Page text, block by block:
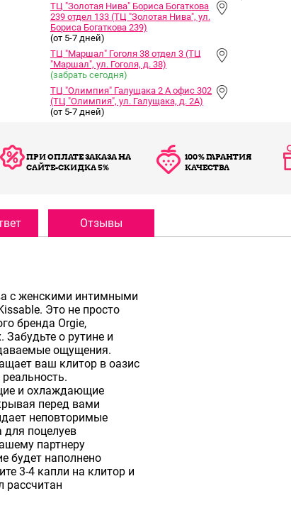
ТЦ "Золотая Нива" Бориса Богаткова
239 отдел 133 (ТЦ "Золотая Нива", ул.
Бориса Богаткова 239)
(от 5-7 дней)
ТЦ "Маршал" Гоголя 38 отдел 3 (ТЦ
"Маршал", ул. Гоголя, д. 38)
(забрать сегодня)
ТЦ "Олимпия" Галущака 2 А офис 302
(ТЦ "Олимпия", ул. Галущака, д. 2А)
(от 5-7 дней)
ПРИ ОПЛАТЕ ЗАКАЗА НА
САЙТЕ-СКИДКА 5%
100% ГАРАНТИЯ
КАЧЕСТВА
Отзывы
с женскими интимными
Это не просто
бренда Orgie,
о рутине и
ощущения.
ваш клитор в оазис
и охлаждающие
перед вами
неповторимые
поцелуев
партнеру
будет наполнено
3-4 капли на клитор и
рассчитан